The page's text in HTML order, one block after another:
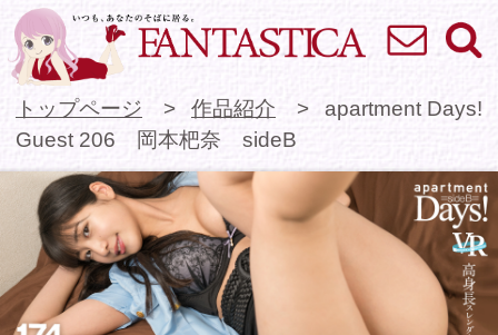
VR専門★アイド
トップページ
Guest 206 岡本杷奈 sideB